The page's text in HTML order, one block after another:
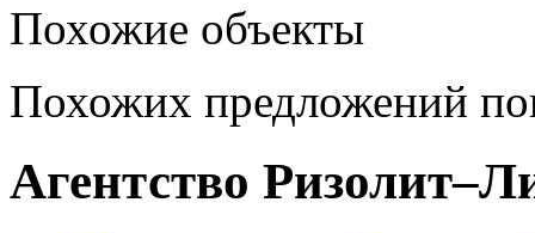
Похожие объекты
Похожих предложений
Агентство